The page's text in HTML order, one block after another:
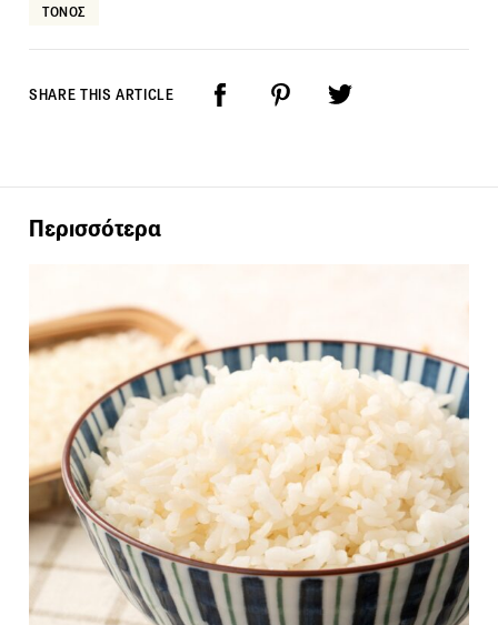
ΤΟΝΟΣ
SHARE THIS ARTICLE
Περισσότερα